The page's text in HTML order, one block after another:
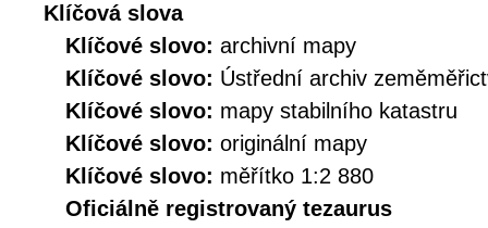
Klíčová slova
Klíčové slovo: archivní mapy
Klíčové slovo: Ústřední archiv
Klíčové slovo: mapy stabilního katastru
Klíčové slovo: originální mapy
Klíčové slovo: měřítko 1:2 880
Oficiálně registrovaný tezaurus